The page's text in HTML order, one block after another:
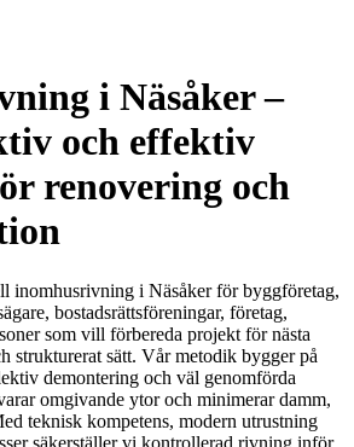
i Näsåker –
och effektiv
renovering och
inomhusrivning i Näsåker för byggföretag,
bostadsrättsföreningar, företag,
som vill förbereda projekt för nästa
strukturerat sätt. Vår metodik bygger på
demontering och väl genomförda
omgivande ytor och minimerar damm,
teknisk kompetens, modern utrustning
säkerställer vi kontrollerad rivning inför